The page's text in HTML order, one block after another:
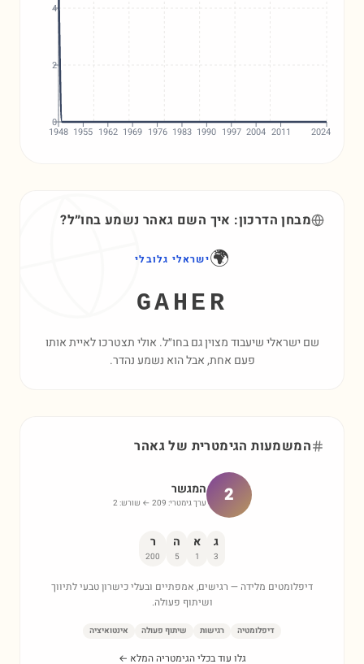
1948 1955 1962 1969 1976 1983 1990 1997 2004 2011 2024
0
2
4
מבחן הדרכון: איך השם גאהר נשמע בחו״ל?
🌍ישראלי גלובלי
GAHER
שם ישראלי שיעבוד מצוין גם בחו״ל. אולי תצטרכו לאיית אותו
פעם אחת, אבל הוא נשמע נהדר.
המשמעות הגימטרית שלגאהר
2 המגשר
ערך גימטרי: 209 ← שורש:2
ג
3
א
1
ה
5
ר
200
דיפלומטים מלידה — רגישים, אמפתיים ובעלי כישרון טבעי לתיווך
ושיתוף פעולה.
דיפלומטיה רגישות שיתוף פעולה אינטואיציה
גלו עוד בכלי הגימטריה המלא ←